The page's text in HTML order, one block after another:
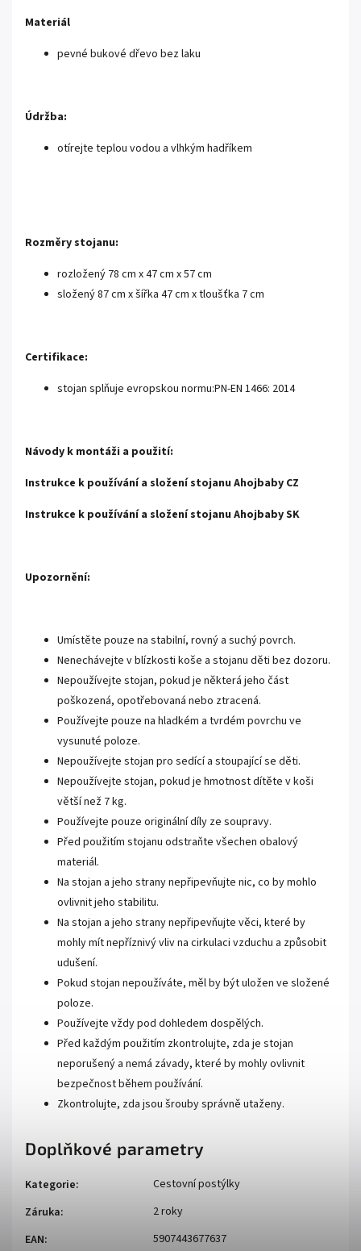
Materiál
pevné bukové dřevo bez laku
Údržba:
otírejte teplou vodou a vlhkým hadříkem
Rozměry stojanu:
rozložený 78 cm x 47 cm x 57 cm
složený 87 cm x šířka 47 cm x tloušťka 7 cm
Certifikace:
stojan splňuje evropskou normu:PN-EN 1466: 2014
Návody k montáži a použití:
Instrukce k používání a složení stojanu Ahojbaby CZ
Instrukce k používání a složení stojanu Ahojbaby SK
Upozornění:
Umístěte pouze na stabilní, rovný a suchý povrch.
Nenechávejte v blízkosti koše a stojanu děti bez dozoru.
Nepoužívejte stojan, pokud je některá jeho část
poškozená, opotřebovaná nebo ztracená.
Používejte pouze na hladkém a tvrdém povrchu ve
vysunuté poloze.
Nepoužívejte stojan pro sedící a stoupající se děti.
Nepoužívejte stojan, pokud je hmotnost dítěte v koši
větší než 7 kg.
Používejte pouze originální díly ze soupravy.
Před použitím stojanu odstraňte všechen obalový
materiál.
Na stojan a jeho strany nepřipevňujte nic, co by mohlo
ovlivnit jeho stabilitu.
Na stojan a jeho strany nepřipevňujte věci, které by
mohly mít nepříznivý vliv na cirkulaci vzduchu a způsobit
udušení.
Pokud stojan nepoužíváte, měl by být uložen ve složené
poloze.
Používejte vždy pod dohledem dospělých.
Před každým použitím zkontrolujte, zda je stojan
neporušený a nemá závady, které by mohly ovlivnit
bezpečnost během používání.
Zkontrolujte, zda jsou šrouby správně utaženy.
Doplňkové parametry
Kategorie:
Cestovní postýlky
Záruka:
2 roky
EAN: 5907443677637